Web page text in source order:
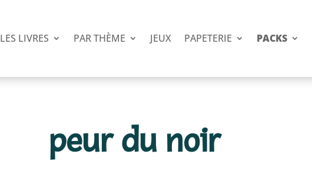
LES LIVRES PAR THÈME JEUX PAPETERIE PACKS
peur du noir